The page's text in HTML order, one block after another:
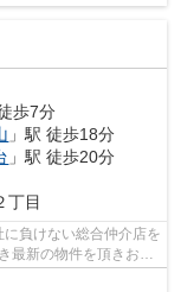
歩7分
」駅 徒歩18分
」駅 徒歩20分
丁目
負けない総合仲介店を
最新の物件を頂きお客